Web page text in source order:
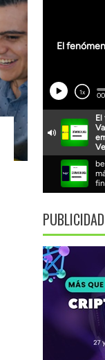
PUBLICIDAD